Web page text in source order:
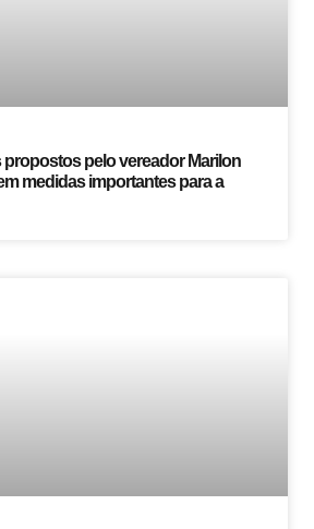
propostos pelo vereador Marilon
medidas importantes para a